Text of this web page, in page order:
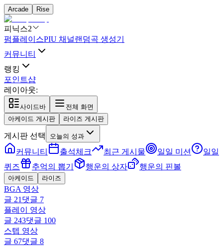
Arcade Rise
피닉스2
펌플레이스PIU 채널랜덤곡 생성기
커뮤니티
랭킹
포인트샵
레이아웃:
사이드바
전체 화면
아케이드 게시판
라이즈 게시판
게시판 선택 오늘의 성과
커뮤니티 출석체크 최근 게시물 일일 미션
일일
퀴즈
추억의 뽑기 행운의 상자 행운의 핀볼
아케이드 라이즈
BGA 영상
글 21 댓글 7
플레이 영상
글 243댓글 100
스텝 영상
글 67댓글 8